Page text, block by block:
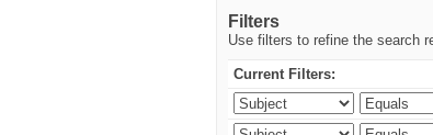
Filters
Use filters to refine the search
Current Filters: